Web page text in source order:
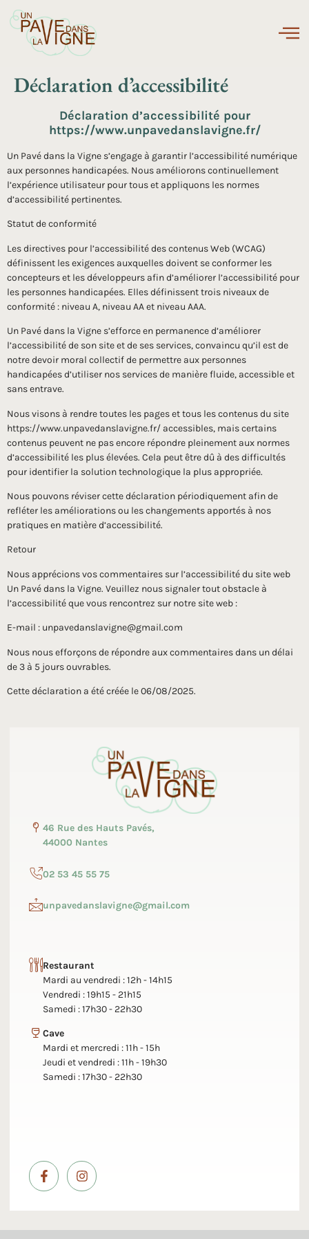
principal
Déclaration d’accessibilité
Déclaration d’accessibilité pour
https://www.unpavedanslavigne.fr/
Un Pavé dans la Vigne s’engage à garantir l’accessibilité numérique
aux personnes handicapées. Nous améliorons continuellement
l’expérience utilisateur pour tous et appliquons les normes
d’accessibilité pertinentes.
Statut de conformité
Les directives pour l’accessibilité des contenus Web (WCAG)
définissent les exigences auxquelles doivent se conformer les
concepteurs et les développeurs afin d’améliorer l’accessibilité pour
les personnes handicapées. Elles définissent trois niveaux de
conformité : niveau A, niveau AA et niveau AAA.
Un Pavé dans la Vigne s’efforce en permanence d’améliorer
l’accessibilité de son site et de ses services, convaincu qu’il est de
notre devoir moral collectif de permettre aux personnes
handicapées d’utiliser nos services de manière fluide, accessible et
sans entrave.
Nous visons à rendre toutes les pages et tous les contenus du site
https://www.unpavedanslavigne.fr/ accessibles, mais certains
contenus peuvent ne pas encore répondre pleinement aux normes
d’accessibilité les plus élevées. Cela peut être dû à des difficultés
pour identifier la solution technologique la plus appropriée.
Nous pouvons réviser cette déclaration périodiquement afin de
refléter les améliorations ou les changements apportés à nos
pratiques en matière d’accessibilité.
Retour
Nous apprécions vos commentaires sur l’accessibilité du site web
Un Pavé dans la Vigne. Veuillez nous signaler tout obstacle à
l’accessibilité que vous rencontrez sur notre site web :
E-mail : unpavedanslavigne@gmail.com
Nous nous efforçons de répondre aux commentaires dans un délai
de 3 à 5 jours ouvrables.
Cette déclaration a été créée le 06/08/2025.
46 Rue des Hauts Pavés,
44000 Nantes
02 53 45 55 75
unpavedanslavigne@gmail.com
Restaurant
Mardi au vendredi : 12h - 14h15
Vendredi : 19h15 - 21h15
Samedi : 17h30 - 22h30
Cave
Mardi et mercredi : 11h - 15h
Jeudi et vendredi : 11h - 19h30
Samedi : 17h30 - 22h30